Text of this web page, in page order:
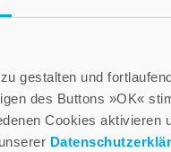
gestalten und
des Buttons »OK«
Cookies aktivieren